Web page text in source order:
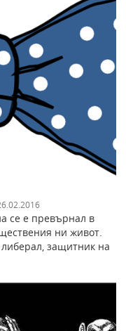
се е превърнал в
ни живот.
защитник на